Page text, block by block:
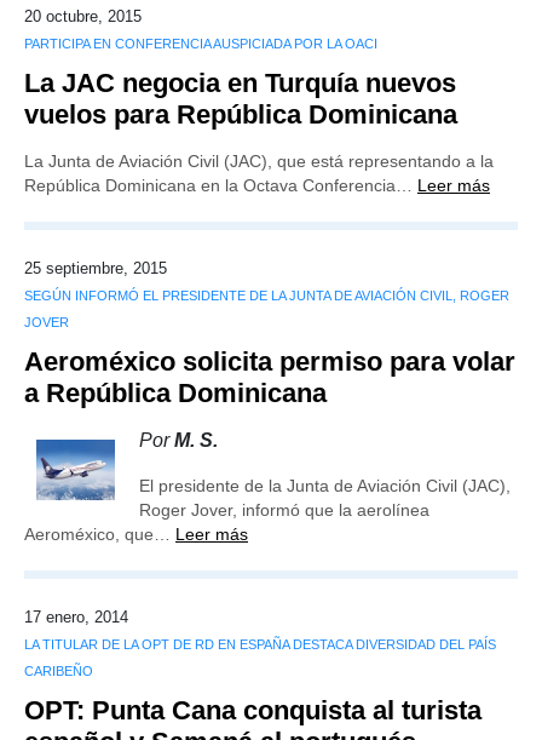
20 octubre, 2015
PARTICIPA EN CONFERENCIA AUSPICIADA POR LA OACI
La JAC negocia en Turquía nuevos
vuelos para República Dominicana
La Junta de Aviación Civil (JAC), que está representando a la
República Dominicana en la Octava Conferencia… Leer más
25 septiembre, 2015
SEGÚN INFORMÓ EL PRESIDENTE DE LA JUNTA DE AVIACIÓN CIVIL, ROGER
JOVER
Aeroméxico solicita permiso para volar
a República Dominicana
PorM. S.
El presidente de la Junta de Aviación Civil (JAC),
Roger Jover, informó que la aerolínea
Aeroméxico, que… Leer más
17 enero, 2014
LA TITULAR DE LA OPT DE RD EN ESPAÑA DESTACA DIVERSIDAD DEL PAÍS
CARIBEÑO
OPT: Punta Cana conquista al turista